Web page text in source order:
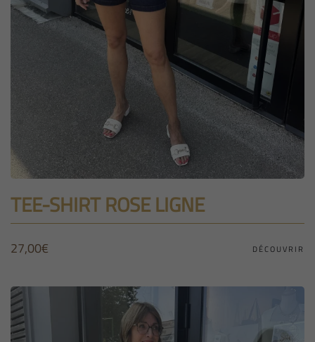
TEE-SHIRT ROSE LIGNE
27,00€ DÉCOUVRIR